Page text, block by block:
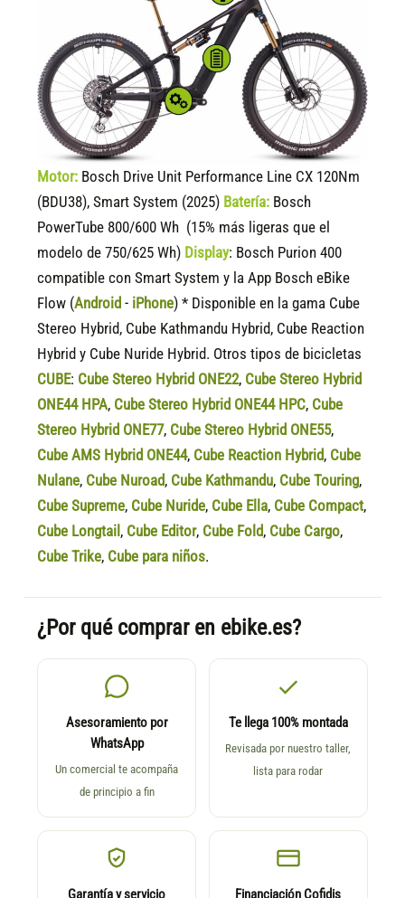
Motor: Bosch Drive Unit Performance Line CX 120Nm
(BDU38), Smart System (2025) Batería: Bosch
PowerTube 800/600 Wh (15% más ligeras que el
modelo de 750/625 Wh) Display: Bosch Purion 400
compatible con Smart System y la App Bosch eBike
Flow (Android - iPhone) * Disponible en la gama Cube
Stereo Hybrid, Cube Kathmandu Hybrid, Cube Reaction
Hybrid y Cube Nuride Hybrid. Otros tipos de bicicletas
CUBE: Cube Stereo Hybrid ONE22, Cube Stereo Hybrid
ONE44 HPA, Cube Stereo Hybrid ONE44 HPC, Cube
Stereo Hybrid ONE77, Cube Stereo Hybrid ONE55,
Cube AMS Hybrid ONE44, Cube Reaction Hybrid, Cube
Nulane, Cube Nuroad, Cube Kathmandu, Cube Touring,
Cube Supreme, Cube Nuride, Cube Ella, Cube Compact,
Cube Longtail , Cube Editor, Cube Fold, Cube Cargo,
Cube Trike, Cube para niños.
¿Por qué comprar en ebike.es?
Asesoramiento por
WhatsApp
Un comercial te acompaña
de principio a fin
Te llega 100% montada
Revisada por nuestro taller,
lista para rodar
Garantía y servicio Financiación Cofidis